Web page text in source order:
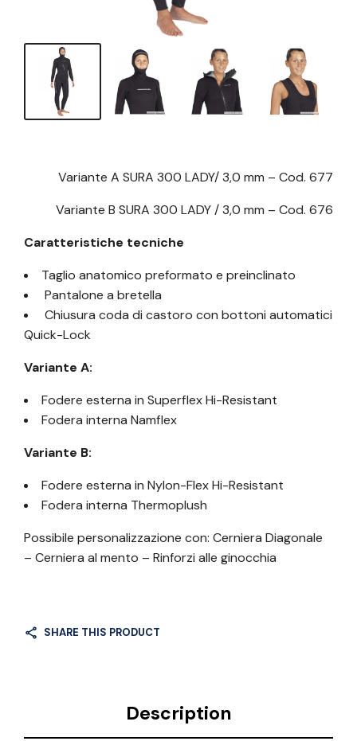
Variante A SURA 300 LADY/ 3,0 mm – Cod. 677
Variante B SURA 300 LADY / 3,0 mm – Cod. 676
Caratteristiche tecniche
Taglio anatomico preformato e preinclinato
Pantalone a bretella
Chiusura coda di castoro con bottoni automatici
Quick-Lock
Variante A:
Fodere esterna in Superflex Hi-Resistant
Fodera interna Namflex
Variante B:
Fodere esterna in Nylon-Flex Hi-Resistant
Fodera interna Thermoplush
Possibile personalizzazione con: Cerniera Diagonale
– Cerniera al mento – Rinforzi alle ginocchia
SHARE THIS PRODUCT
Description